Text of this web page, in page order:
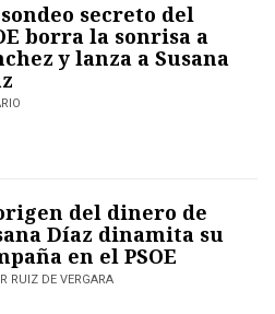
secreto del
borra la sonrisa a
y lanza a Susana
del dinero de
Díaz dinamita su
en el PSOE
RUIZ DE VERGARA